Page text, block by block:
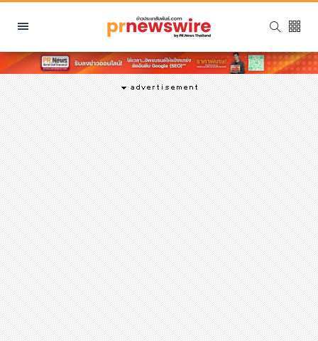
หมวดหมู่
พีอาร์ นิวส์ไวร์
สินค้า, บริการ
โปรโมชั่น
งานอีเว้นท์
รีวิว
บันเทิง
นักแสดง, นักร้อง, โมเดล
อินฟลูเอนเซอร์
ไลฟ์สไตล์
ความงาม
แฟชั่น
สุขภาพ